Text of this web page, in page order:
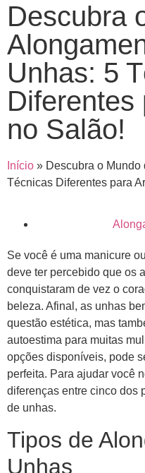
Descubra
Unhas: 5
Diferentes
no Salão!
Início » Descubra o
Técnicas Diferentes para
Se você é uma manicure
deve ter percebido que os
conquistaram de vez o
beleza. Afinal, as unhas
questão estética, mas
autoestima para muitas
opções disponíveis, pode
perfeita. Para ajudar você
diferenças entre cinco dos
de unhas.
Tipos de
Unhas